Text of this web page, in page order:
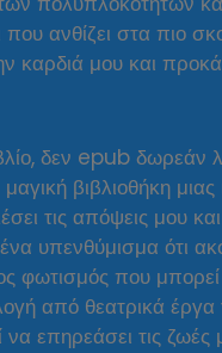
ανθίζει στα πιο
καρδιά μου και
δεν epub
βιβλιοθήκη
τις απόψεις μου
ένα υπενθύμισμα ότι
φωτισμός που
από θεατρικά
να επηρεάσει τις